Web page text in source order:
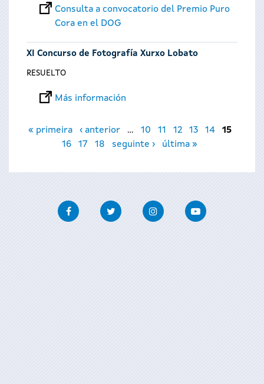
Consulta a convocatorio del Premio Puro
Cora en el DOG
XI Concurso de Fotografía Xurxo Lobato
RESUELTO
Más información
Páginas
« primeira ‹ anterior … 10 11 12 13 14
15
16
17 18 seguinte › última »
FacebookTwitter InstagramYoutube